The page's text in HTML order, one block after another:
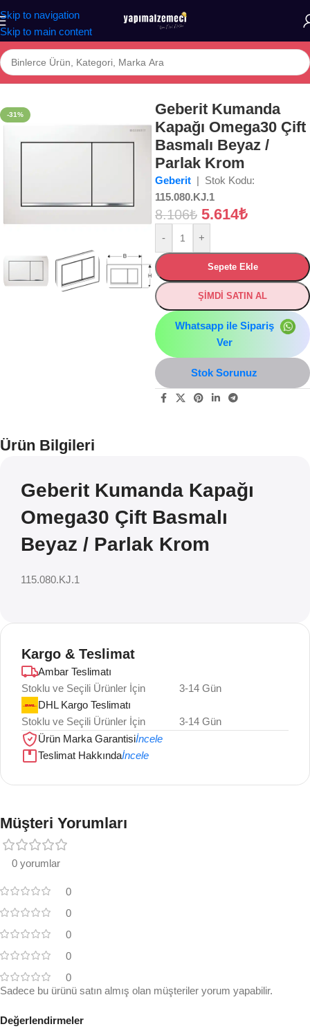
Skip to navigation
Skip to main content
/VİTRİFİYE/Kumanda Panelleri (Gömme Rezervuar Butonları)
-31%
Geberit Kumanda
Kapağı Omega30 Çift
Basmalı Beyaz /
Parlak Krom
Geberit | Stok Kodu:
115.080.KJ.1
8.106₺ 5.614₺
- +
Sepete Ekle
ŞİMDİ SATIN AL
Whatsapp ile Sipariş
Ver
Stok Sorunuz
Ürün Bilgileri
Geberit Kumanda Kapağı
Omega30 Çift Basmalı
Beyaz / Parlak Krom
115.080.KJ.1
Kargo & Teslimat
Ambar Teslimatı
Stoklu ve Seçili Ürünler İçin
3-14 Gün
DHL Kargo Teslimatı
Stoklu ve Seçili Ürünler İçin
3-14 Gün
Ürün Marka Garantisiİncele
Teslimat Hakkındaİncele
Müşteri Yorumları
0 yorumlar
0
0
0
0
0
Değerlendirmeler
Sadece bu ürünü satın almış olan müşteriler yorum yapabilir.